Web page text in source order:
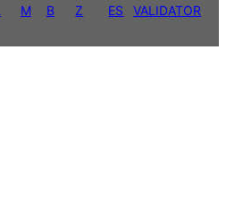
M
B
Z
ES
VALIDATOR